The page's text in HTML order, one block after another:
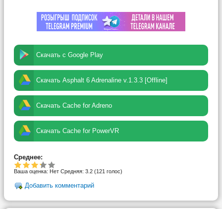
Скачать с Google Play
Скачать Asphalt 6 Adrenaline v.1.3.3 [Offline]
Скачать Cache for Adreno
Скачать Cache for PowerVR
Среднее:
Ваша оценка: Нет Средняя: 3.2 (121 голос)
Добавить комментарий